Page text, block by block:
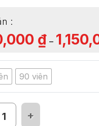
₫ –
90 viên
Optibac for